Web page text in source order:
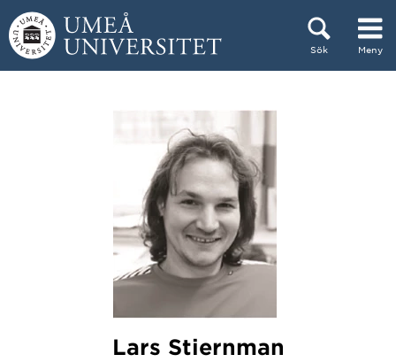
Hoppa direkt till innehållet
Sök Meny
Lars Stiernman